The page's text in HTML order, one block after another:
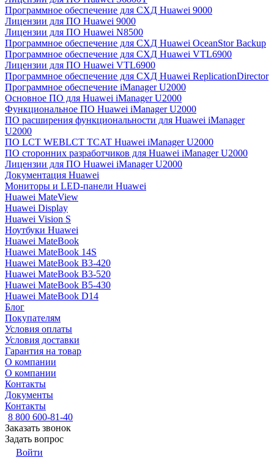
Программное обеспечение для СХД Huawei 9000
Лицензии для ПО Huawei 9000
Лицензии для ПО Huawei N8500
Программное обеспечение для СХД Huawei OceanStor Backup
Программное обеспечение для СХД Huawei VTL6900
Лицензии для ПО Huawei VTL6900
Программное обеспечение для СХД Huawei ReplicationDirector
Программное обеспечение iManager U2000
Основное ПО для Huawei iManager U2000
Функциональное ПО Huawei iManager U2000
ПО расширения функциональности для Huawei iManager
U2000
ПО LCT WEBLCT TCAT Huawei iManager U2000
ПО сторонних разработчиков для Huawei iManager U2000
Лицензии для ПО Huawei iManager U2000
Документация Huawei
Мониторы и LED-панели Huawei
Huawei MateView
Huawei Display
Huawei Vision S
Ноутбуки Huawei
Huawei MateBook
Huawei MateBook 14S
Huawei MateBook B3-420
Huawei MateBook B3-520
Huawei MateBook B5-430
Huawei MateBook D14
Блог
Покупателям
Условия оплаты
Условия доставки
Гарантия на товар
О компании
О компании
Контакты
Документы
Контакты
8 800 600-81-40
Заказать звонок
Задать вопрос
Войти